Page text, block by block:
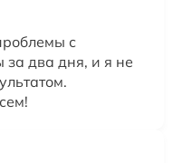
с
два дня, и я не